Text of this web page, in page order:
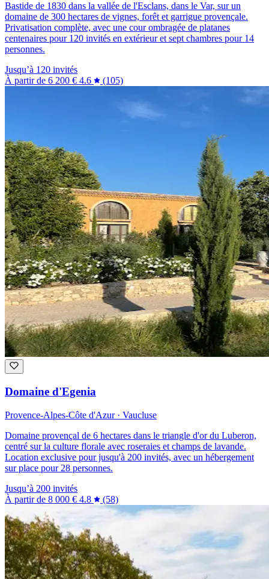
Bastide de 1830 dans la vallée de l'Esclans, dans le Var, sur un
domaine de 300 hectares de vignes, forêt et garrigue provençale.
Privatisation complète, avec une cour ombragée de platanes
centenaires pour 120 invités en extérieur et sept chambres pour 14
personnes.
Jusqu’à 120 invités
À partir de 6 200 € 4.6 (105)
Domaine d'Egenia
Provence-Alpes-Côte d'Azur · Vaucluse
Domaine provençal de 6 hectares dans le triangle d'or du Luberon,
centré sur la culture florale avec roseraies et champs de lavande.
Location exclusive pour jusqu'à 200 invités, avec un hébergement
sur place pour 28 personnes.
Jusqu’à 200 invités
À partir de 8 000 € 4.8 (58)